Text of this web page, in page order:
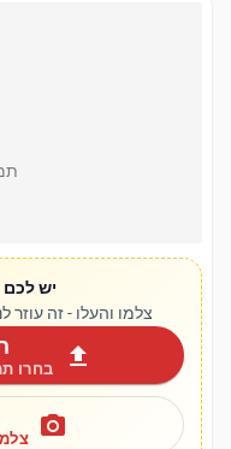
יש
צלמו והעלו - זה
upload בחרו
photo_camera